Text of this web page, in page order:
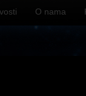
O nama